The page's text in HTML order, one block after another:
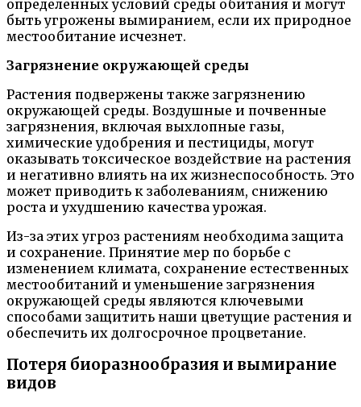
определенных условий среды обитания и могут
быть угрожены вымиранием, если их природное
местообитание исчезнет.
Загрязнение окружающей среды
Растения подвержены также загрязнению
окружающей среды. Воздушные и почвенные
загрязнения, включая выхлопные газы,
химические удобрения и пестициды, могут
оказывать токсическое воздействие на растения
и негативно влиять на их жизнеспособность. Это
может приводить к заболеваниям, снижению
роста и ухудшению качества урожая.
Из-за этих угроз растениям необходима защита
и сохранение. Принятие мер по борьбе с
изменением климата, сохранение естественных
местообитаний и уменьшение загрязнения
окружающей среды являются ключевыми
способами защитить наши цветущие растения и
обеспечить их долгосрочное процветание.
Потеря биоразнообразия и вымирание
видов